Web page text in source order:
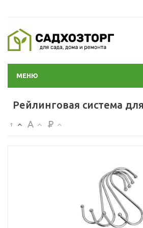
МЕНЮ
Рейлинговая система